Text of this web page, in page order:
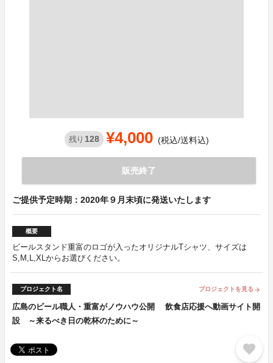
残り 128 ¥4,000 (税込/送料込)
販売終了
ご提供予定時期：2020年９月末頃に発送いたします
概要
ビールスタンド重富のロゴが入ったオリジナルTシャツ、サイズは
S,M,L,XLからお選びください。
プロジェクト名 プロジェクトを見る arrow_forward
広島のビール職人・重富がノウハウ公開 飲食店応援へ動画サイト開
設 ～来るべき日の乾杯のために～
favorite